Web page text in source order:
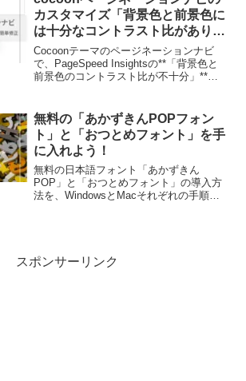
も簡単に設定できますよ！
カスタマイズ「背景色と前景色に
は十分なコントラスト比がありま
せん」の修正
Cocoonテーマのページネーションナビ
で、PageSpeed Insightsの**「背景色と
前景色のコントラスト比が不十分」**と
方法を解説します。
無料の「あかずきんPOPフォン
ト」と「おつとめフォント」を手
に入れよう！
無料の日本語フォント「あかずきん
POP」と「おつとめフォント」の導入方
法を、WindowsとMacそれぞれの手順で
スポンサーリンク